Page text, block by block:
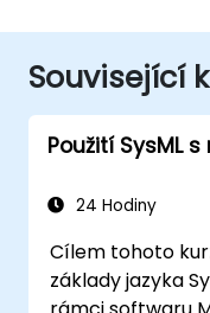
Související
Použití SysML
24 Hodiny
Cílem tohoto
základy jazyka